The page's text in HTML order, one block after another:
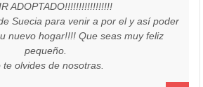
ADOPTADO!!!!!!!!!!!!!!!!!
Suecia para venir a por el y así poder
nuevo hogar!!!! Que seas muy feliz
pequeño.
te olvides de nosotras.